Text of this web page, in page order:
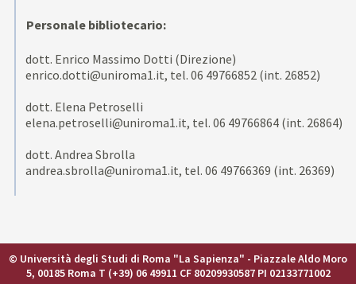
Personale bibliotecario:
dott. Enrico Massimo Dotti (Direzione)
enrico.dotti@uniroma1.it, tel. 06 49766852 (int. 26852)
dott. Elena Petroselli
elena.petroselli@uniroma1.it, tel. 06 49766864 (int. 26864)
dott. Andrea Sbrolla
andrea.sbrolla@uniroma1.it, tel. 06 49766369 (int. 26369)
© Università degli Studi di Roma "La Sapienza" - Piazzale Aldo Moro
5, 00185 Roma T (+39) 06 49911 CF 80209930587 PI 02133771002